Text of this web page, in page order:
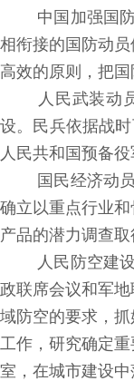
中国加强国防
相衔接的国防动
高效的原则，把
人民武装动
设。民兵依据战
人民共和国预备
国民经济动员
确立以重点行业
产品的潜力调查
人民防空建设
政联席会议和军
域防空的要求，
工作，研究确定
室，在城市建设